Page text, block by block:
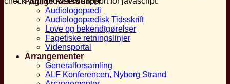
Audiologopædi
Audiologopædisk Tidsskrift
Love og bekendtgørelser
Fagetiske retningslinjer
Vidensportal
Arrangementer
Generalforsamling
ALF Konferencen, Nyborg Strand